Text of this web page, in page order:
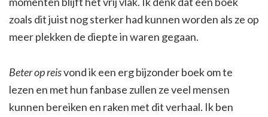
zoals dit juist nog sterker had kunnen worden als ze op
meer plekken de diepte in waren gegaan.
Beter op reisvond ik een erg bijzonder boek om te
lezen en met hun fanbase zullen ze veel mensen
kunnen bereiken en raken met dit verhaal. Ik ben